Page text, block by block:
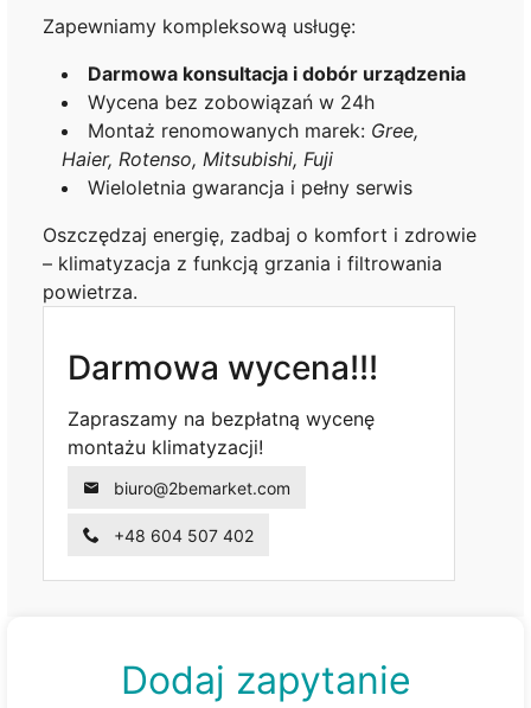
Zapewniamy kompleksową usługę:
Darmowa konsultacja i dobór urządzenia
Wycena bez zobowiązań w 24h
Montaż renomowanych marek: Gree,
Haier, Rotenso, Mitsubishi, Fuji
Wieloletnia gwarancja i pełny serwis
Oszczędzaj energię, zadbaj o komfort i zdrowie
– klimatyzacja z funkcją grzania i filtrowania
powietrza.
Darmowa wycena!!!
Zapraszamy na bezpłatną wycenę
montażu klimatyzacji!
biuro@2bemarket.com
+48 604 507 402
Dodaj zapytanie